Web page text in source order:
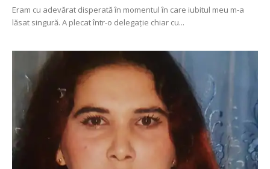
Eram cu adevărat disperată în momentul în care iubitul meu m-a
lăsat singură. A plecat într-o delegaţie chiar cu...